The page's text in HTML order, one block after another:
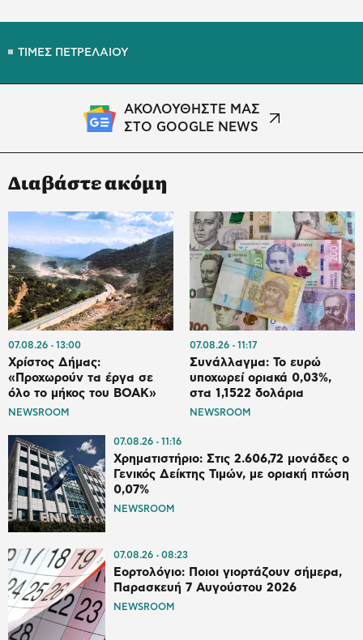
ΤΙΜΕΣ ΠΕΤΡΕΛΑΙΟΥ
ΑΚΟΛΟΥΘΗΣΤΕ ΜΑΣ
ΣΤΟ GOOGLE NEWS
Διαβάστε ακόμη
07.08.26 13:00
Χρίστος Δήμας:
«Προχωρούν τα έργα σε
όλο το μήκος του ΒΟΑΚ»
NEWSROOM
07.08.26 11:17
Συνάλλαγμα: Το ευρώ
υποχωρεί οριακά 0,03%,
στα 1,1522 δολάρια
NEWSROOM
07.08.26 11:16
Χρηματιστήριο: Στις 2.606,72 μονάδες ο
Γενικός Δείκτης Τιμών, με οριακή πτώση
0,07%
NEWSROOM
07.08.26 08:23
Εορτολόγιο: Ποιοι γιορτάζουν σήμερα,
Παρασκευή 7 Αυγούστου 2026
NEWSROOM